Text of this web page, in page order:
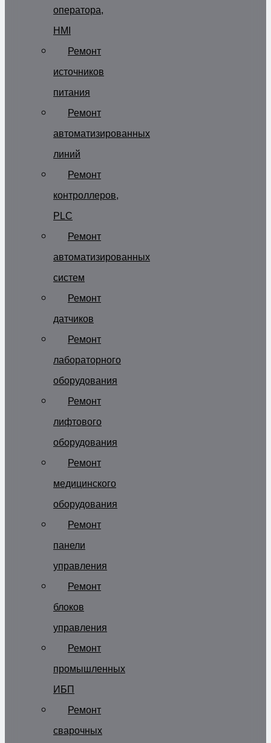
оператора,
HMI
Ремонт
источников
питания
Ремонт
автоматизированных
линий
Ремонт
контроллеров,
PLC
Ремонт
автоматизированных
систем
Ремонт
датчиков
Ремонт
лабораторного
оборудования
Ремонт
лифтового
оборудования
Ремонт
медицинского
оборудования
Ремонт
панели
управления
Ремонт
блоков
управления
Ремонт
промышленных
ИБП
Ремонт
сварочных